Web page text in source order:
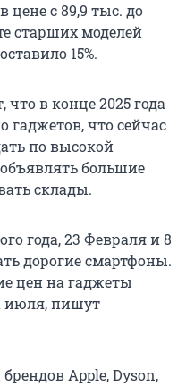
цене с 89,9 тыс. до
старших моделей
15%.
в конце 2025 года
гаджетов, что сейчас
по высокой
большие
склады.
года, 23 Февраля и 8
дорогие смартфоны.
цен на гаджеты
июля, пишут
Apple, Dyson,